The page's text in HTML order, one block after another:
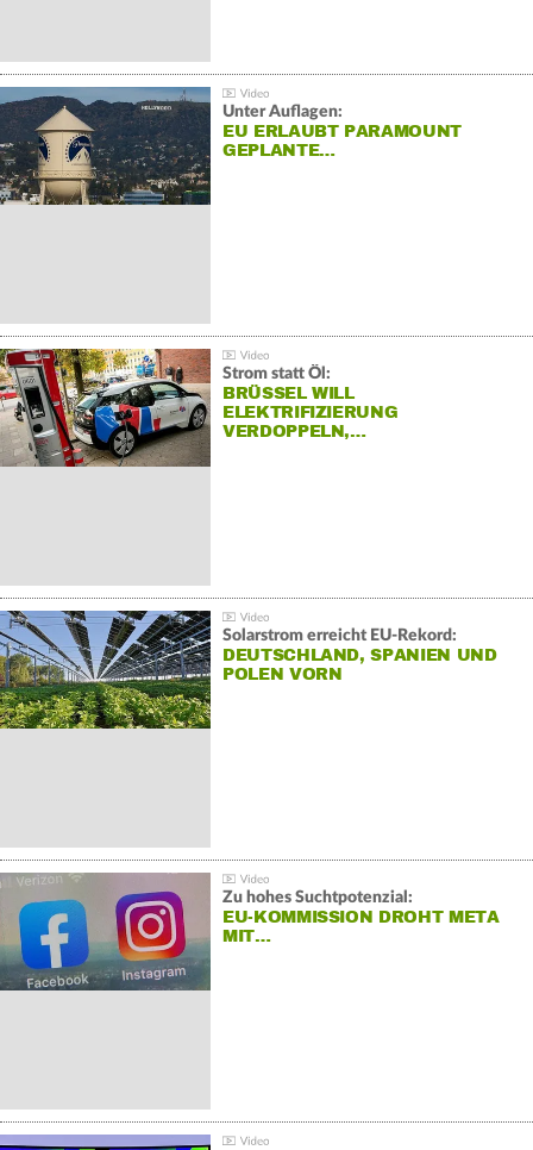
Unter Auflagen:
EU ERLAUBT PARAMOUNT
GEPLANTE…
Strom statt Öl:
BRÜSSEL WILL
ELEKTRIFIZIERUNG
VERDOPPELN,…
Solarstrom erreicht EU-Rekord:
DEUTSCHLAND, SPANIEN UND
POLEN VORN
Zu hohes Suchtpotenzial:
EU-KOMMISSION DROHT META
MIT…